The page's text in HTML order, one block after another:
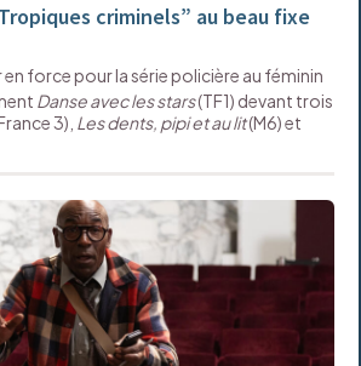
criminels” au beau fixe
force pour la série policière au féminin
Danse avec les stars(TF1) devant trois
3), Les dents, pipi et au lit(M6) et